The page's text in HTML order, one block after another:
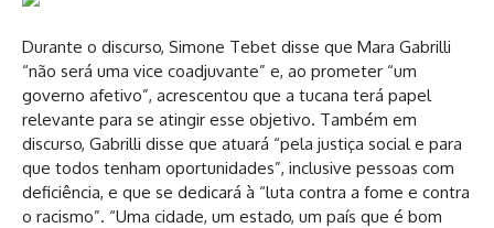
Durante o discurso, Simone Tebet disse que Mara Gabrilli
“não será uma vice coadjuvante” e, ao prometer “um
governo afetivo”, acrescentou que a tucana terá papel
relevante para se atingir esse objetivo. Também em
discurso, Gabrilli disse que atuará “pela justiça social e para
que todos tenham oportunidades”, inclusive pessoas com
deficiência, e que se dedicará à “luta contra a fome e contra
o racismo”. “Uma cidade, um estado, um país que é bom